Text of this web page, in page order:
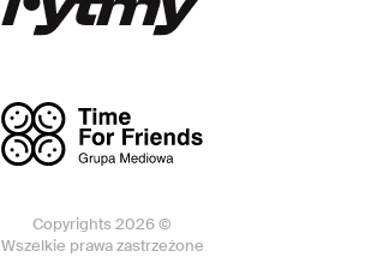
Copyrights 2026 ©
Wszelkie prawa zastrzeżone